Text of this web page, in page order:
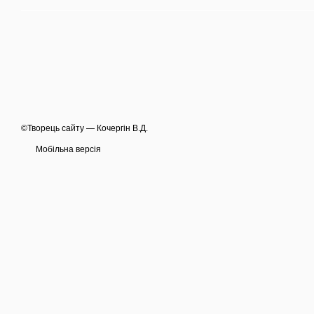
©Творець сайту — Кочергін В.Д.
Мобільна версія